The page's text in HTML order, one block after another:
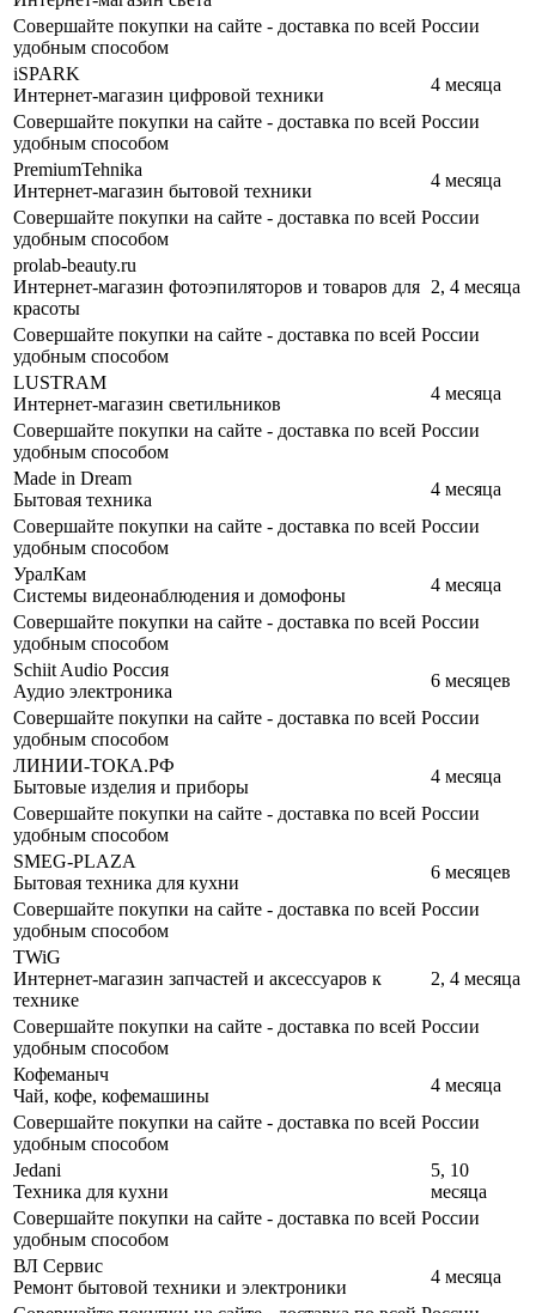
Совершайте покупки на сайте - доставка по всей России
удобным способом
iSPARK
Интернет-магазин цифровой техники
4 месяца
Совершайте покупки на сайте - доставка по всей России
удобным способом
PremiumTehnika
Интернет-магазин бытовой техники
4 месяца
Совершайте покупки на сайте - доставка по всей России
удобным способом
prolab-beauty.ru
Интернет-магазин фотоэпиляторов и товаров для
красоты
2, 4 месяца
Совершайте покупки на сайте - доставка по всей России
удобным способом
LUSTRAM
Интернет-магазин светильников
4 месяца
Совершайте покупки на сайте - доставка по всей России
удобным способом
Made in Dream
Бытовая техника
4 месяца
Совершайте покупки на сайте - доставка по всей России
удобным способом
УралКам
Cистемы видеонаблюдения и домофоны
4 месяца
Совершайте покупки на сайте - доставка по всей России
удобным способом
Schiit Audio Россия
Аудио электроника
6 месяцев
Совершайте покупки на сайте - доставка по всей России
удобным способом
ЛИНИИ-ТОКА.РФ
Бытовые изделия и приборы
4 месяца
Совершайте покупки на сайте - доставка по всей России
удобным способом
SMEG-PLAZA
Бытовая техника для кухни
6 месяцев
Совершайте покупки на сайте - доставка по всей России
удобным способом
TWiG
Интернет-магазин запчастей и аксессуаров к
технике
2, 4 месяца
Совершайте покупки на сайте - доставка по всей России
удобным способом
Кофеманыч
Чай, кофе, кофемашины
4 месяца
Совершайте покупки на сайте - доставка по всей России
удобным способом
Jedani
Техника для кухни
5, 10
месяца
Совершайте покупки на сайте - доставка по всей России
удобным способом
ВЛ Сервис
Ремонт бытовой техники и электроники
4 месяца